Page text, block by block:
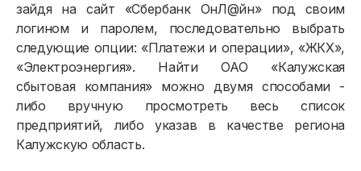
зайдя на сайт «Сбербанк ОнЛ@йн» под своим
логином и паролем, последовательно выбрать
следующие опции: «Платежи и операции», «ЖКХ»,
«Электроэнергия». Найти ОАО «Калужская
сбытовая компания» можно двумя способами -
либо вручную просмотреть весь список
предприятий, либо указав в качестве региона
Калужскую область.